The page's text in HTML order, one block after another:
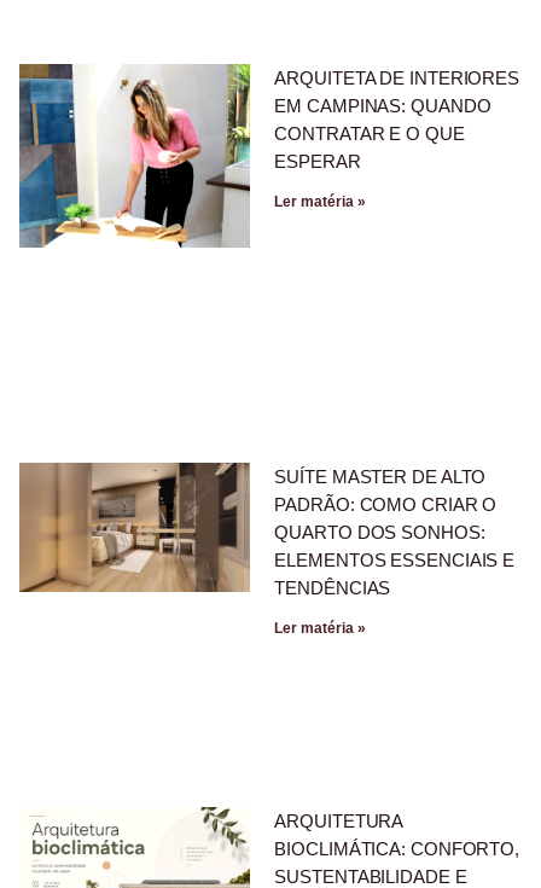
ARQUITETA DE INTERIORES
EM CAMPINAS: QUANDO
CONTRATAR E O QUE
ESPERAR
Ler matéria »
SUÍTE MASTER DE ALTO
PADRÃO: COMO CRIAR O
QUARTO DOS SONHOS:
ELEMENTOS ESSENCIAIS E
TENDÊNCIAS
Ler matéria »
ARQUITETURA
BIOCLIMÁTICA: CONFORTO,
SUSTENTABILIDADE E